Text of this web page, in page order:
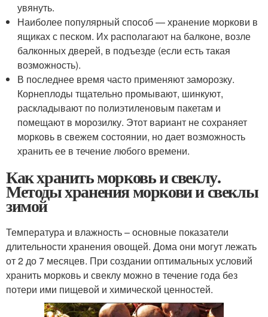
увянуть.
Наиболее популярный способ — хранение моркови в
ящиках с песком. Их располагают на балконе, возле
балконных дверей, в подъезде (если есть такая
возможность).
В последнее время часто применяют заморозку.
Корнеплоды тщательно промывают, шинкуют,
раскладывают по полиэтиленовым пакетам и
помещают в морозилку. Этот вариант не сохраняет
морковь в свежем состоянии, но дает возможность
хранить ее в течение любого времени.
Как хранить морковь и свеклу.
Методы хранения моркови и свеклы
зимой
Температура и влажность – основные показатели
длительности хранения овощей. Дома они могут лежать
от 2 до 7 месяцев. При создании оптимальных условий
хранить морковь и свеклу можно в течение года без
потери ими пищевой и химической ценностей.